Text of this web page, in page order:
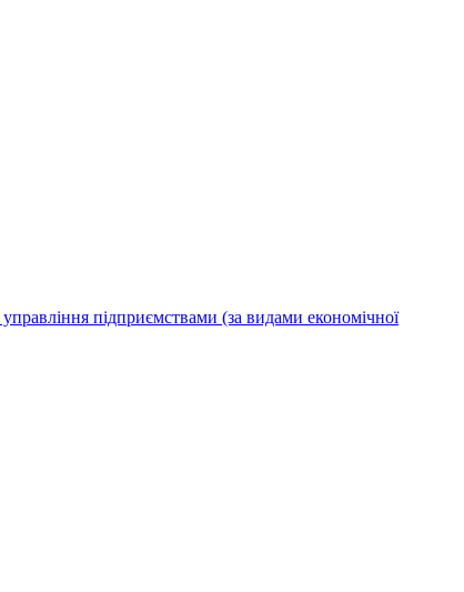
підприємствами (за видами економічної